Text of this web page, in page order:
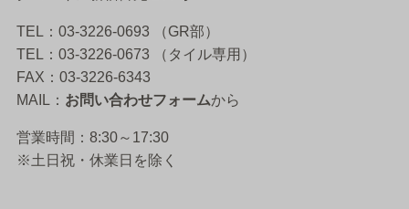
TEL：03-3226-0693 （GR部）
TEL：03-3226-0673 （タイル専用）
FAX：03-3226-6343
MAIL： お問い合わせフォームから
営業時間：8:30～17:30
※土日祝・休業日を除く